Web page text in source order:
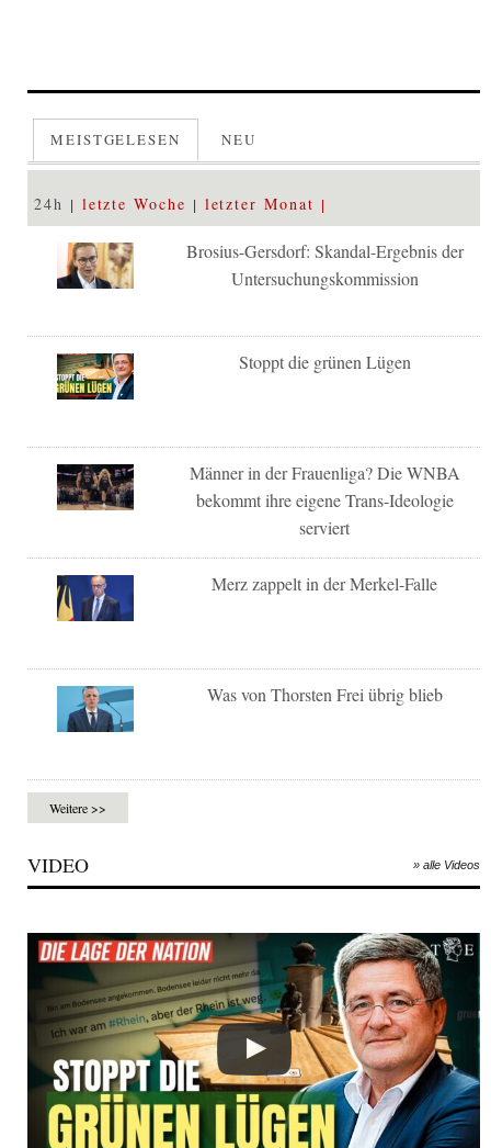
MEISTGELESEN NEU
24h letzte Woche letzter Monat
Brosius-Gersdorf: Skandal-Ergebnis der
Untersuchungskommission
Stoppt die grünen Lügen
Männer in der Frauenliga? Die WNBA
bekommt ihre eigene Trans-Ideologie
serviert
Merz zappelt in der Merkel-Falle
Was von Thorsten Frei übrig blieb
Weitere >>
VIDEO » alle Videos